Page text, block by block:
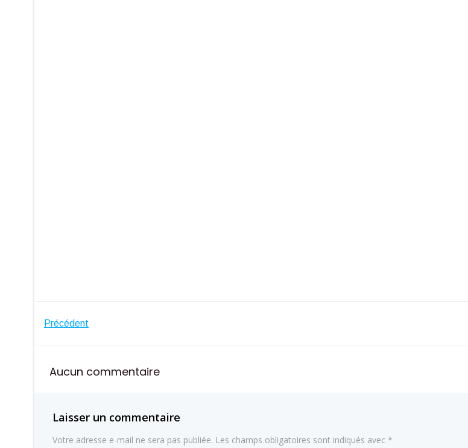
Navigation
de
l’article
Précédent
Aucun commentaire
Laisser un commentaire
Votre adresse e-mail ne sera pas publiée. Les champs obligatoires sont indiqués avec *